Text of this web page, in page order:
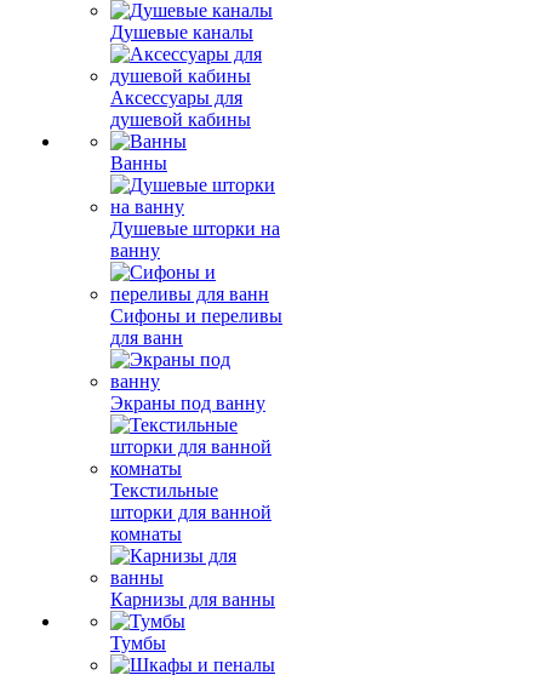
Душевые каналы
Аксессуары для
душевой кабины
Ванны
Душевые шторки на
ванну
Сифоны и переливы
для ванн
Экраны под ванну
Текстильные
шторки для ванной
комнаты
Карнизы для ванны
Тумбы